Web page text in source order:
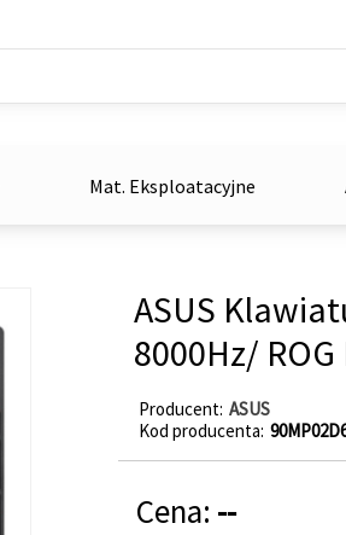
Mat. Eksploatacyjne
ASUS
8000Hz/
Producent ASUS
Kod producenta
Cena: --